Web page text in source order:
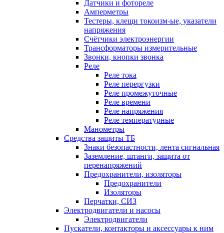
Датчики и фотореле
Амперметры
Тестеры, клещи токоизм-ые, указатели
напряжения
Счётчики электроэнергии
Трансформаторы измерительные
Звонки, кнопки звонка
Реле
Реле тока
Реле перергузки
Реле промежуточные
Реле времени
Реле напряжения
Реле температурные
Манометры
Средства защиты ТБ
Знаки безопастности, лента сигнальная
Заземление, штанги, защита от
перенапряжений
Предохранители, изоляторы
Предохранители
Изоляторы
Перчатки, СИЗ
Электродвигатели и насосы
Электродвигатели
Пускатели, контакторы и аксессуары к ним